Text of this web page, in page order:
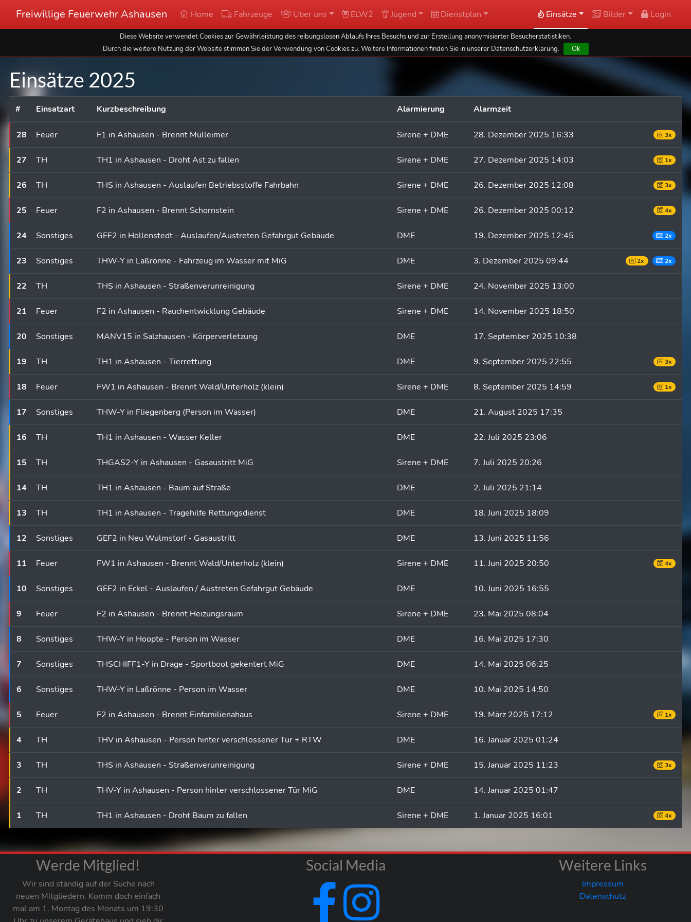
Freiwillige Feuerwehr Ashausen Home Fahrzeuge Über uns ELW2 Jugend Dienstplan Einsätze Bilder Login
Diese Website verwendet Cookies zur Gewährleistung des reibungslosen Ablaufs Ihres Besuchs und zur Erstellung anonymisierter Besucherstatistiken.
Durch die weitere Nutzung der Website stimmen Sie der Verwendung von Cookies zu. Weitere Informationen finden Sie in unserer Datenschutzerklärung.
Ok
Einsätze 2025
# Einsatzart Kurzbeschreibung Alarmierung Alarmzeit
28 Feuer F1 in Ashausen - Brennt Mülleimer Sirene + DME 28. Dezember 2025 16:33 3x
27 TH TH1 in Ashausen - Droht Ast zu fallen Sirene + DME 27. Dezember 2025 14:03 1x
26 TH THS in Ashausen - Auslaufen Betriebsstoffe Fahrbahn Sirene + DME 26. Dezember 2025 12:08 3x
25 Feuer F2 in Ashausen - Brennt Schornstein Sirene + DME 26. Dezember 2025 00:12 4x
24 Sonstiges GEF2 in Hollenstedt - Auslaufen/Austreten Gefahrgut Gebäude DME 19. Dezember 2025 12:45 2x
23 Sonstiges THW-Y in Laßrönne - Fahrzeug im Wasser mit MiG DME 3. Dezember 2025 09:44 2x
2x
22 TH THS in Ashausen - Straßenverunreinigung Sirene + DME 24. November 2025 13:00
21 Feuer F2 in Ashausen - Rauchentwicklung Gebäude Sirene + DME 14. November 2025 18:50
20 Sonstiges MANV15 in Salzhausen - Körperverletzung DME 17. September 2025 10:38
19 TH TH1 in Ashausen - Tierrettung DME 9. September 2025 22:55 3x
18 Feuer FW1 in Ashausen - Brennt Wald/Unterholz (klein) Sirene + DME 8. September 2025 14:59 1x
17 Sonstiges THW-Y in Fliegenberg (Person im Wasser) DME 21. August 2025 17:35
16 TH TH1 in Ashausen - Wasser Keller DME 22. Juli 2025 23:06
15 TH THGAS2-Y in Ashausen - Gasaustritt MiG Sirene + DME 7. Juli 2025 20:26
14 TH TH1 in Ashausen - Baum auf Straße DME 2. Juli 2025 21:14
13 TH TH1 in Ashausen - Tragehilfe Rettungsdienst DME 18. Juni 2025 18:09
12 Sonstiges GEF2 in Neu Wulmstorf - Gasaustritt DME 13. Juni 2025 11:56
11 Feuer FW1 in Ashausen - Brennt Wald/Unterholz (klein) Sirene + DME 11. Juni 2025 20:50 4x
10 Sonstiges GEF2 in Eckel - Auslaufen / Austreten Gefahrgut Gebäude DME 10. Juni 2025 16:55
9 Feuer F2 in Ashausen - Brennt Heizungsraum Sirene + DME 23. Mai 2025 08:04
8 Sonstiges THW-Y in Hoopte - Person im Wasser DME 16. Mai 2025 17:30
7 Sonstiges THSCHIFF1-Y in Drage - Sportboot gekentert MiG DME 14. Mai 2025 06:25
6 Sonstiges THW-Y in Laßrönne - Person im Wasser DME 10. Mai 2025 14:50
5 Feuer F2 in Ashausen - Brennt Einfamilienahaus Sirene + DME 19. März 2025 17:12 1x
4 TH THV in Ashausen - Person hinter verschlossener Tür + RTW DME 16. Januar 2025 01:24
3 TH THS in Ashausen - Straßenverunreinigung Sirene + DME 15. Januar 2025 11:23 3x
2 TH THV-Y in Ashausen - Person hinter verschlossener Tür MiG DME 14. Januar 2025 01:47
1 TH TH1 in Ashausen - Droht Baum zu fallen Sirene + DME 1. Januar 2025 16:01 4x
Werde Mitglied!
Wir sind ständig auf der Suche nach
neuen Mitgliedern. Komm doch einfach
mal am 1. Montag des Monats um 19:30
Social Media Weitere Links
Impressum
Datenschutz